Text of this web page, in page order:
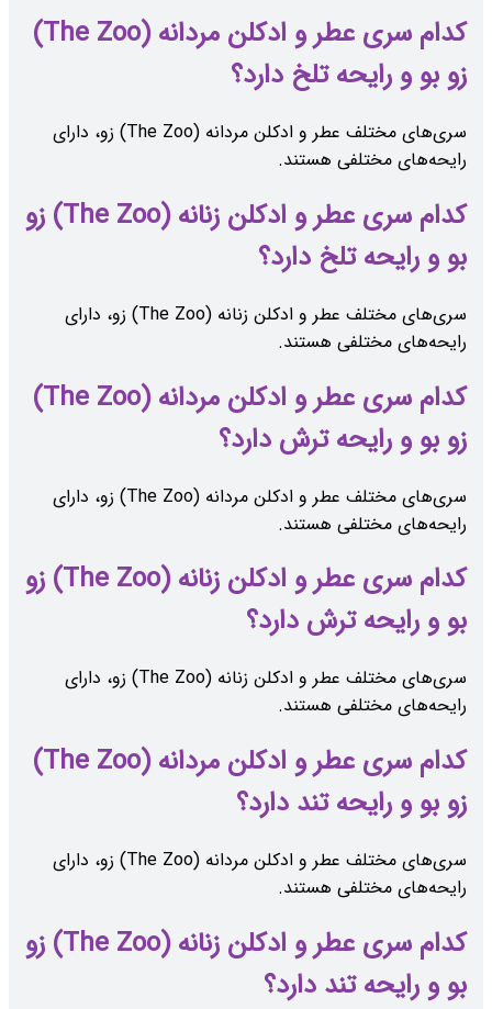
کدام سری عطر و ادکلن مردانه (The Zoo)
زو بو و رایحه تلخ دارد؟
سری‌های مختلف عطر و ادکلن مردانه (The Zoo) زو، دارای
رایحه‌های مختلفی هستند.
کدام سری عطر و ادکلن زنانه (The Zoo) زو
بو و رایحه تلخ دارد؟
سری‌های مختلف عطر و ادکلن زنانه (The Zoo) زو، دارای
رایحه‌های مختلفی هستند.
کدام سری عطر و ادکلن مردانه (The Zoo)
زو بو و رایحه ترش دارد؟
سری‌های مختلف عطر و ادکلن مردانه (The Zoo) زو، دارای
رایحه‌های مختلفی هستند.
کدام سری عطر و ادکلن زنانه (The Zoo) زو
بو و رایحه ترش دارد؟
سری‌های مختلف عطر و ادکلن زنانه (The Zoo) زو، دارای
رایحه‌های مختلفی هستند.
کدام سری عطر و ادکلن مردانه (The Zoo)
زو بو و رایحه تند دارد؟
سری‌های مختلف عطر و ادکلن مردانه (The Zoo) زو، دارای
رایحه‌های مختلفی هستند.
کدام سری عطر و ادکلن زنانه (The Zoo) زو
بو و رایحه تند دارد؟